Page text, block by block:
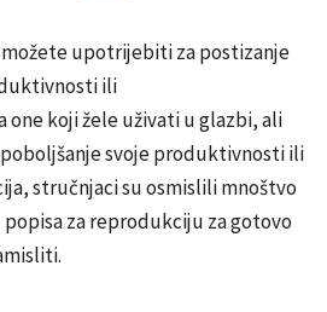
upotrijebiti za postizanje
ili
one koji žele uživati ​​u glazbi, ali
svoje produktivnosti ili
stručnjaci su osmislili mnoštvo
za reprodukciju za gotovo